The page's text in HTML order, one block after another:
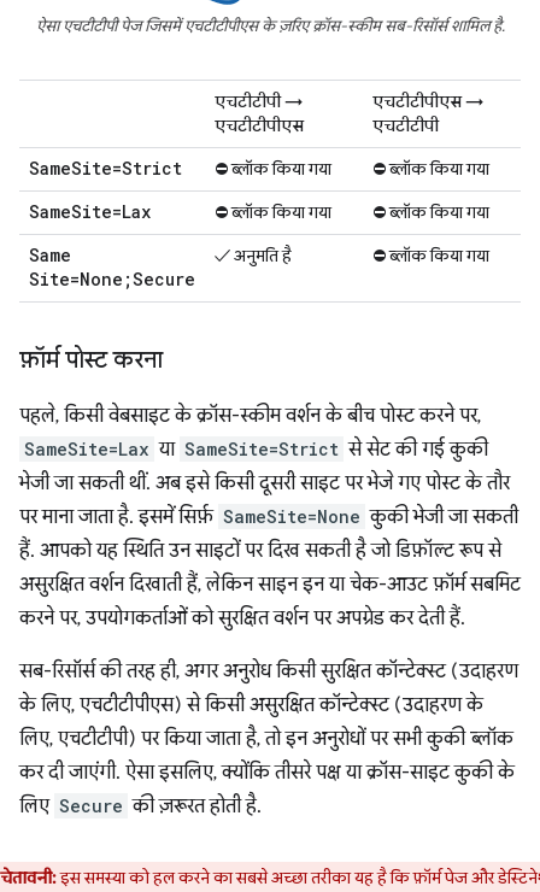
ऐसा एचटीटीपी पेज जिसमें एचटीटीपीएस के ज़रिए क्रॉस-स्कीम सब-रिसॉर्स शामिल है.
एचटीटीपी →
एचटीटीपीएस
एचटीटीपीएस →
एचटीटीपी
SameSite=Strict ⛔ ब्लॉक किया गया ⛔ ब्लॉक किया गया
SameSite=Lax ⛔ ब्लॉक किया गया ⛔ ब्लॉक किया गया
Same
Site=None;Secure
✓ अनुमति है ⛔ ब्लॉक किया गया
फ़ॉर्म पोस्ट करना
पहले, किसी वेबसाइट के क्रॉस-स्कीम वर्शन के बीच पोस्ट करने पर,
SameSite=Lax या SameSite=Strict से सेट की गई कुकी
भेजी जा सकती थीं. अब इसे किसी दूसरी साइट पर भेजे गए पोस्ट के तौर
पर माना जाता है. इसमें सिर्फ़ SameSite=None कुकी भेजी जा सकती
हैं. आपको यह स्थिति उन साइटों पर दिख सकती है जो डिफ़ॉल्ट रूप से
असुरक्षित वर्शन दिखाती हैं, लेकिन साइन इन या चेक-आउट फ़ॉर्म सबमिट
करने पर, उपयोगकर्ताओं को सुरक्षित वर्शन पर अपग्रेड कर देती हैं.
सब-रिसॉर्स की तरह ही, अगर अनुरोध किसी सुरक्षित कॉन्टेक्स्ट (उदाहरण
के लिए, एचटीटीपीएस) से किसी असुरक्षित कॉन्टेक्स्ट (उदाहरण के
लिए, एचटीटीपी) पर किया जाता है, तो इन अनुरोधों पर सभी कुकी ब्लॉक
कर दी जाएंगी. ऐसा इसलिए, क्योंकि तीसरे पक्ष या क्रॉस-साइट कुकी के
लिए Secure की ज़रूरत होती है.
चेतावनी:इस समस्या को हल करने का सबसे अच्छा तरीका यह है कि फ़ॉर्म पेज और